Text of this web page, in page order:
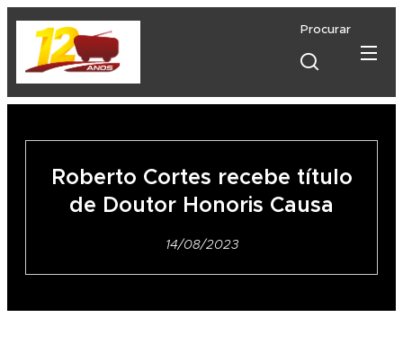
Procurar
Roberto Cortes recebe título
de Doutor Honoris Causa
14/08/2023